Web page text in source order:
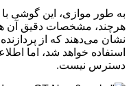
به طور موازی، این گوشی
هرچند، مشخصات دقیق آن
استفاده خواهد شد، اما
دسترس نیست.